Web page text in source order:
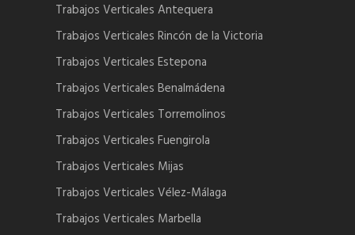
Trabajos Verticales Antequera
Trabajos Verticales Rincón de la Victoria
Trabajos Verticales Estepona
Trabajos Verticales Benalmádena
Trabajos Verticales Torremolinos
Trabajos Verticales Fuengirola
Trabajos Verticales Mijas
Trabajos Verticales Vélez-Málaga
Trabajos Verticales Marbella